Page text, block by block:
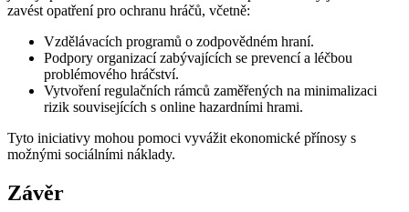
zavést opatření pro ochranu hráčů, včetně:
Vzdělávacích programů o zodpovědném hraní.
Podpory organizací zabývajících se prevencí a léčbou
problémového hráčství.
Vytvoření regulačních rámců zaměřených na minimalizaci
rizik souvisejících s online hazardními hrami.
Tyto iniciativy mohou pomoci vyvážit ekonomické přínosy s
možnými sociálními náklady.
Závěr